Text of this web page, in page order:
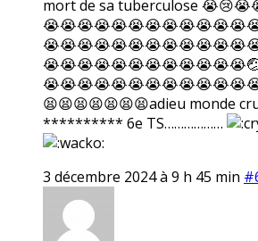
mort de sa tuberculose
😫😫😫😫😫😫😫adieu monde
********** 6e TS………………
3 décembre 2024 à 9 h 45 min